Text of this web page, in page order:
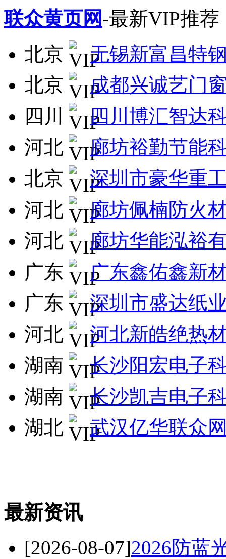
联众黄页网-最新VIP推荐
北京
无锡新富昌特
北京
成都兴诚艺门
四川
四川博汇智达
河北
廊坊裕勤节能
北京
深圳市豪华重
河北
廊坊佩楠防火
河北
廊坊华能泓裕
广东
广东鑫佑鑫新
广东
深圳市盛达纸
河北
河北新皓绝热
湖南
长沙阳宏电子
湖南
长沙凯吉电子
湖北
武汉亿华联众
最新资讯
[2026-08-07]2026防蓝